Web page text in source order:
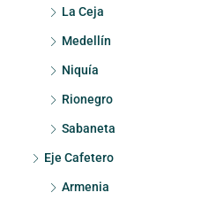
La Ceja
Medellín
Niquía
Rionegro
Sabaneta
Eje Cafetero
Armenia